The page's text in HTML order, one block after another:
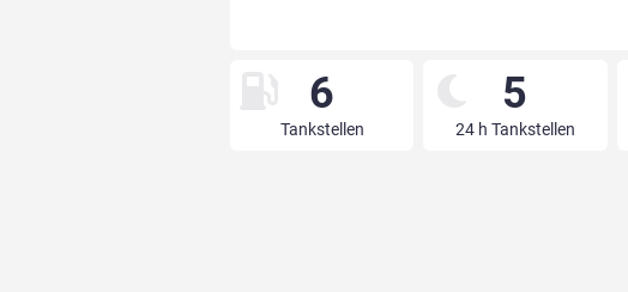
6
Tankstellen
5
24 h Tankstellen